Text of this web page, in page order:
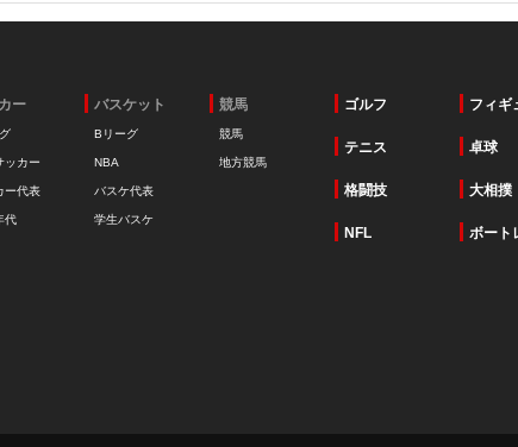
ー
ッカー
ー代表
代
バスケット
Bリーグ
NBA
バスケ代表
学生バスケ
競馬
競馬
地方競馬
ゴルフ フィギ
テニス 卓球
格闘技 大相撲
NFL ボート